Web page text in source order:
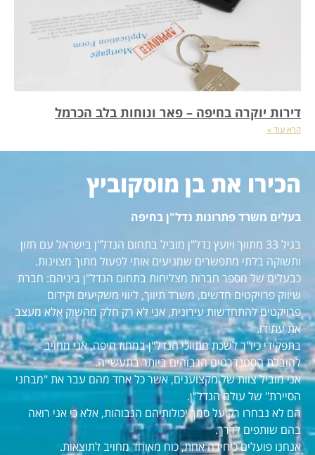
דירות יוקרה בחיפה – פאר ונוחות בלב הכרמל
קרא עוד »
הכירו את בן מוסקוביץ
בעלים משרד פתרונות נדל"ן בחיפה
בגיל 33 מתווך ויועץ נדל"ן מוביל בתחום הנדל"ן בישראל עם חזון
ותשוקה בלתי מתפשרים שמניעים אותי לפעול מתוך מצוינות.
כבעלים של מספר חברות מצליחות בתחום הנדל"ן ביניהם: חברת
שיווק פרויקטים חדשים, משרד תיווך, ליווי משקיעים וקידום
פרויקטים להתחדשות עירונית, אני לא רק חלק מהשוק אלא מעצב
את עתידו.
בתפקידי כיו"ר לשכת מתווכי הנדל"ן במחוז חיפה, אני מחויב
להובלת הסטנדרטים הגבוהים ביותר בתעשייה.
אני מוביל צוות של מקצוענים, אשר כל אחד מהם עבר את "מבחני
הסיירת" של עולם הנדל"ן.
הם לא נבחרו רק על סמך יכולותיהם הגבוהות, אלא כי אני רואה
בהם שותפים לדרך.
אנחנו פועלים כיחידה אחת, כוח מאוחד מחויב לתוצאות.